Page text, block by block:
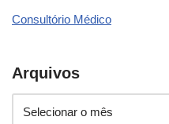
Consultório Médico
Arquivos